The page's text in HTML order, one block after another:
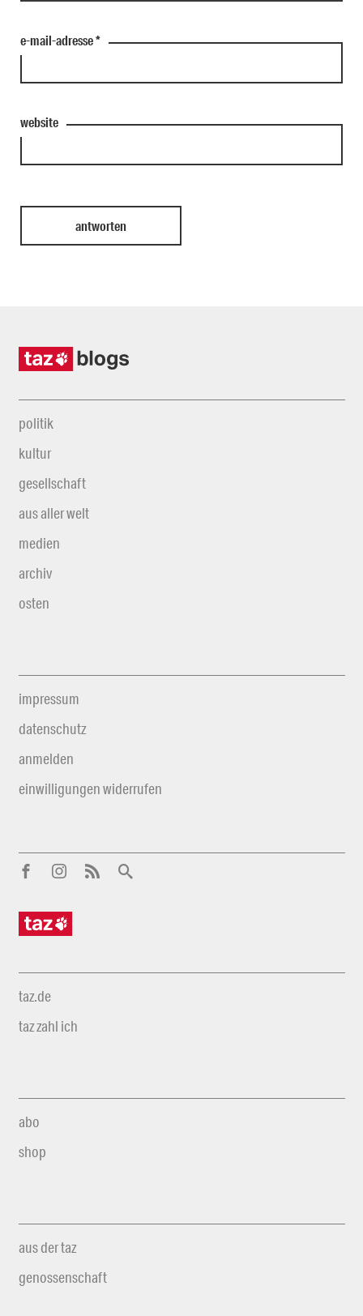
e-mail-adresse*
website
politik
kultur
gesellschaft
aus aller welt
medien
archiv
osten
impressum
datenschutz
anmelden
einwilligungen widerrufen
taz.de
taz zahl ich
abo
shop
aus der taz
genossenschaft